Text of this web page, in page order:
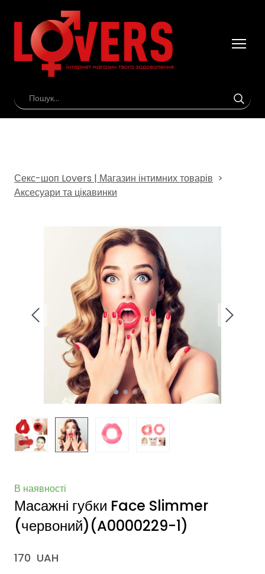
Секс-шоп Lovers | Магазин інтимних товарів
Аксесуари та цікавинки
В наявності
Масажні губки Face Slimmer
(червоний)(A0000229-1)
170  UAH